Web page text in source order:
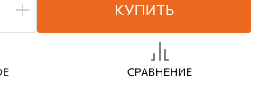
КУПИТЬ
СРАВНЕНИЕ